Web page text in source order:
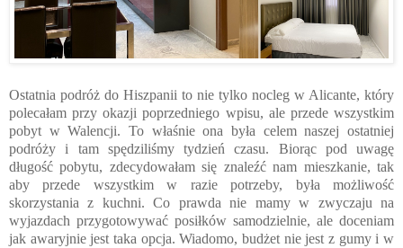
Ostatnia podróż do Hiszpanii to nie tylko nocleg w Alicante, który
polecałam przy okazji poprzedniego wpisu, ale przede wszystkim
pobyt w Walencji. To właśnie ona była celem naszej ostatniej
podróży i tam spędziliśmy tydzień czasu. Biorąc pod uwagę
długość pobytu, zdecydowałam się znaleźć nam mieszkanie, tak
aby przede wszystkim w razie potrzeby, była możliwość
skorzystania z kuchni. Co prawda nie mamy w zwyczaju na
wyjazdach przygotowywać posiłków samodzielnie, ale doceniam
jak awaryjnie jest taka opcja. Wiadomo, budżet nie jest z gumy i w